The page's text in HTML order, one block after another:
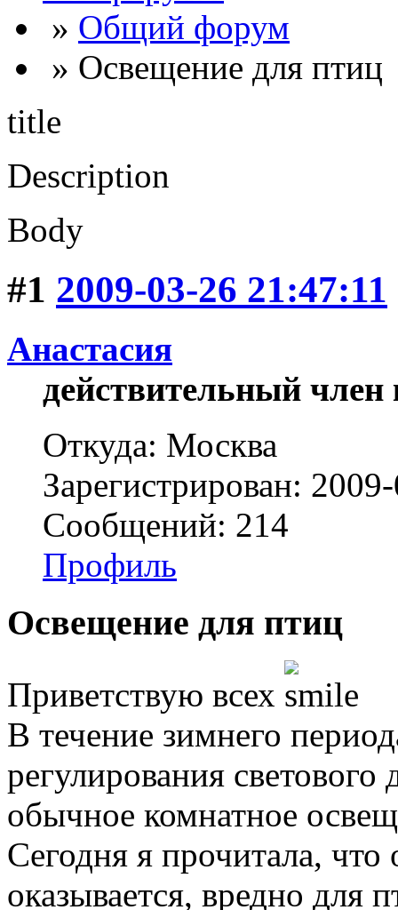
» Общий форум
» Освещение для птиц
title
Description
Body
#1 2009-03-26 21:47:11
Анастасия
действительный член
Откуда: Москва
Зарегистрирован:
Сообщений: 214
Профиль
Освещение для птиц
Приветствую всех
В течение зимнего
регулирования
обычное комнатное
Сегодня я прочитала,
оказывается, вредно для